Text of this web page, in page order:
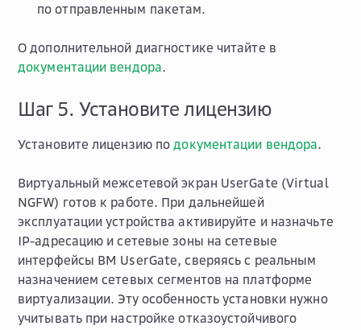
по отправленным пакетам.
О дополнительной диагностике читайте в
документации вендора.
Шаг 5. Установите лицензию
Установите лицензию подокументации вендора.
Виртуальный межсетевой экран UserGate (Virtual
NGFW) готов к работе. При дальнейшей
эксплуатации устройства активируйте и назначьте
IP-адресацию и сетевые зоны на сетевые
интерфейсы ВМ UserGate, сверяясь с реальным
назначением сетевых сегментов на платформе
виртуализации. Эту особенность установки нужно
учитывать при настройке отказоустойчивого